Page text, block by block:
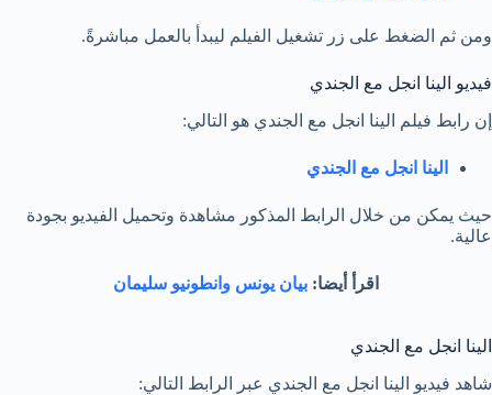
ومن ثم الضغط على زر تشغيل الفيلم ليبدأ بالعمل مباشرةً.
فيديو الينا انجل مع الجندي
إن رابط فيلم الينا انجل مع الجندي هو التالي:
الينا انجل مع الجندي
حيث يمكن من خلال الرابط المذكور مشاهدة وتحميل الفيديو بجودة
عالية.
اقرأ أيضا: بيان يونس وانطونيو سليمان
الينا انجل مع الجندي
شاهد فيديو الينا انجل مع الجندي عبر الرابط التالي: